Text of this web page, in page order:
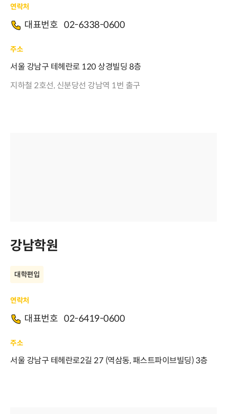
연락처
대표번호 02-6338-0600
주소
서울 강남구 테헤란로 120 상경빌딩 8층
지하철 2호선, 신분당선 강남역 1번 출구
강남학원
대학편입
연락처
대표번호 02-6419-0600
주소
서울 강남구 테헤란로2길 27 (역삼동, 패스트파이브빌딩) 3층